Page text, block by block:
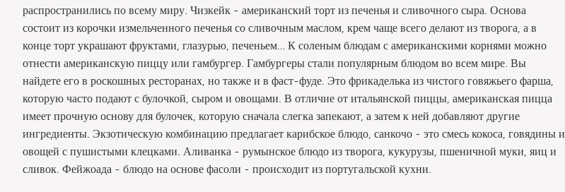
распространились по всему миру. Чизкейк - американский торт из печенья и сливочного сыра. Основа
состоит из корочки измельченного печенья со сливочным маслом, крем чаще всего делают из творога, а в
конце торт украшают фруктами, глазурью, печеньем… К соленым блюдам с американскими корнями можно
отнести американскую пиццу или гамбургер. Гамбургеры стали популярным блюдом во всем мире. Вы
найдете его в роскошных ресторанах, но также и в фаст-фуде. Это фрикаделька из чистого говяжьего фарша,
которую часто подают с булочкой, сыром и овощами. В отличие от итальянской пиццы, американская пицца
имеет прочную основу для булочек, которую сначала слегка запекают, а затем к ней добавляют другие
ингредиенты. Экзотическую комбинацию предлагает карибское блюдо, санкочо - это смесь кокоса, говядины и
овощей с пушистыми клецками. Аливанка - румынское блюдо из творога, кукурузы, пшеничной муки, яиц и
сливок. Фейжоада - блюдо на основе фасоли - происходит из португальской кухни.